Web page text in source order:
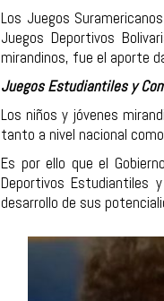
Los Juegos
Juegos Deportivos
mirandinos, fue el aporte
Juegos Estudiantiles y
Los niños y jóvenes
tanto a nivel nacional
Es por ello que el
Deportivos Estudiantiles
desarrollo de sus